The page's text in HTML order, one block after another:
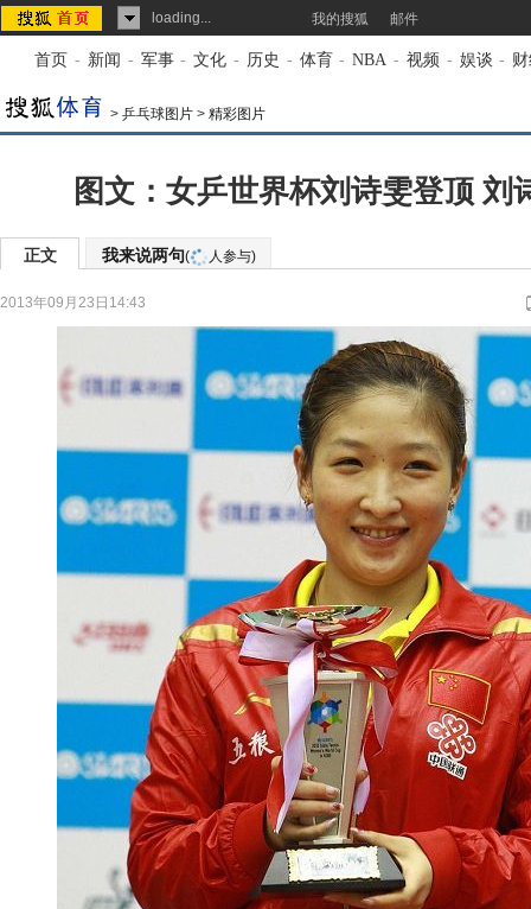
loading... 我的搜狐 邮件
首页 - 新闻 - 军事 - 文化 - 历史 - 体育 - NBA - 视频 - 娱谈 -
> 乒乓球图片 > 精彩图片
图文：女乒世界杯刘诗雯登顶 刘
正文 我来说两句( 人参与)
2013年09月23日14:43